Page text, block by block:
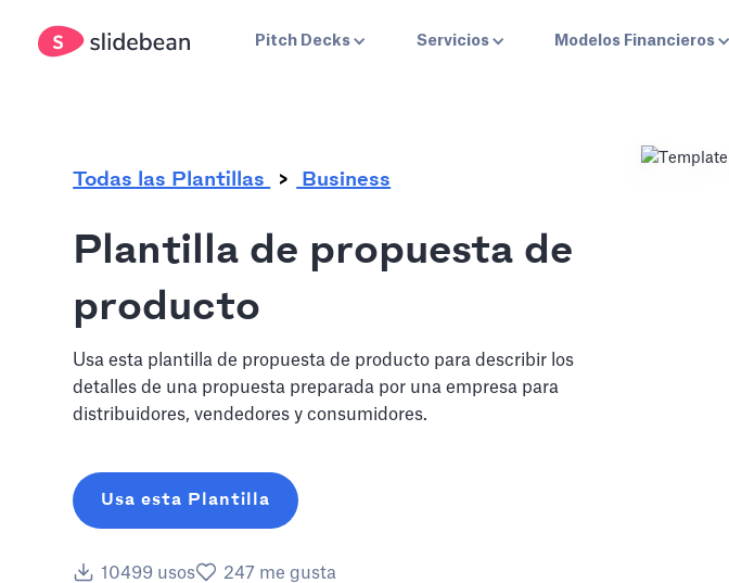
Pitch Decks Servicios Modelos Financieros
Todas las Plantillas Business
Plantilla de propuesta de
producto
Usa esta plantilla de propuesta de producto para describir los
detalles de una propuesta preparada por una empresa para
distribuidores, vendedores y consumidores.
Usa esta Plantilla
10499 usos 247 me gusta